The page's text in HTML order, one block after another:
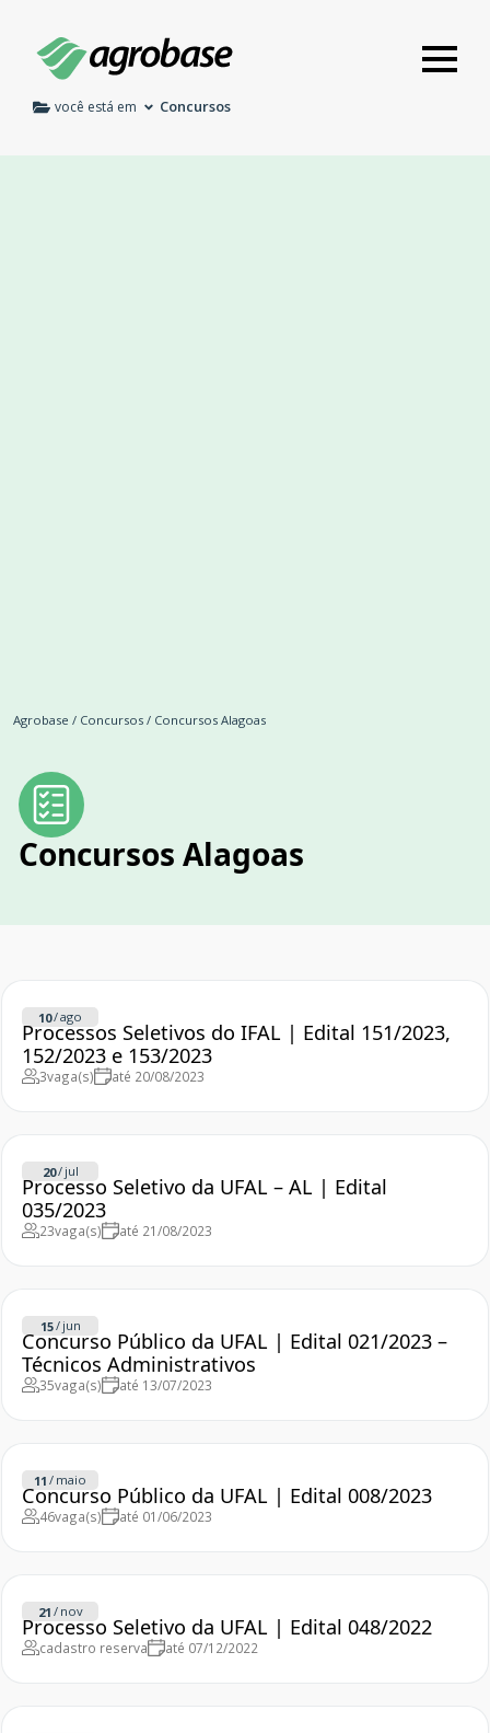
você está em Concursos
Agrobase / Concursos / Concursos Alagoas
Concursos Alagoas
10/ago
Processos Seletivos do IFAL | Edital 151/2023,
152/2023 e 153/2023
3vaga(s) até 20/08/2023
20/ jul
Processo Seletivo da UFAL – AL | Edital
035/2023
23vaga(s) até 21/08/2023
15/ jun
Concurso Público da UFAL | Edital 021/2023 –
Técnicos Administrativos
35vaga(s) até 13/07/2023
11 / maio
Concurso Público da UFAL | Edital 008/2023
46vaga(s) até 01/06/2023
21 / nov
Processo Seletivo da UFAL | Edital 048/2022
cadastro reserva até 07/12/2022